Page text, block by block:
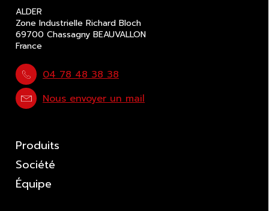
ALDER
Zone Industrielle Richard Bloch
69700 Chassagny BEAUVALLON
France
04 78 48 38 38
Nous envoyer un mail
Produits
Société
Équipe